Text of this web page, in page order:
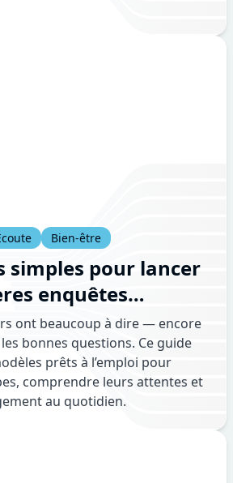
Bien-être
simples pour lancer
enquêtes
ont beaucoup à dire — encore
bonnes questions. Ce guide
prêts à l’emploi pour
comprendre leurs attentes et
au quotidien.